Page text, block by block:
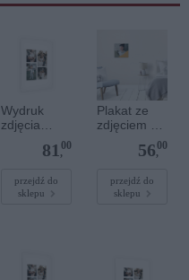
Wydruk
zdjęcia
plakatu - 50
x 70 cm81 ,
00
przejdź do
sklepu
Plakat ze
zdjęciem 30
56,
00
przejdź do
sklepu